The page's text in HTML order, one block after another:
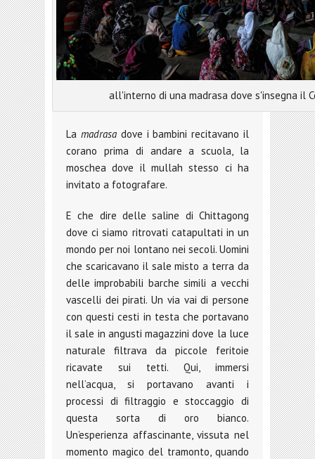
all'interno di una madrasa dove s'insegna il
La madrasadove i bambini recitavano il
corano prima di andare a scuola, la
moschea dove il mullah stesso ci ha
invitato a fotografare.
E che dire delle saline di Chittagong
dove ci siamo ritrovati catapultati in un
mondo per noi lontano nei secoli. Uomini
che scaricavano il sale misto a terra da
delle improbabili barche simili a vecchi
vascelli dei pirati. Un via vai di persone
con questi cesti in testa che portavano
il sale in angusti magazzini dove la luce
naturale filtrava da piccole feritoie
ricavate sui tetti. Qui, immersi
nell’acqua, si portavano avanti i
processi di filtraggio e stoccaggio di
questa sorta di oro bianco.
Un’esperienza affascinante, vissuta nel
momento magico del tramonto, quando